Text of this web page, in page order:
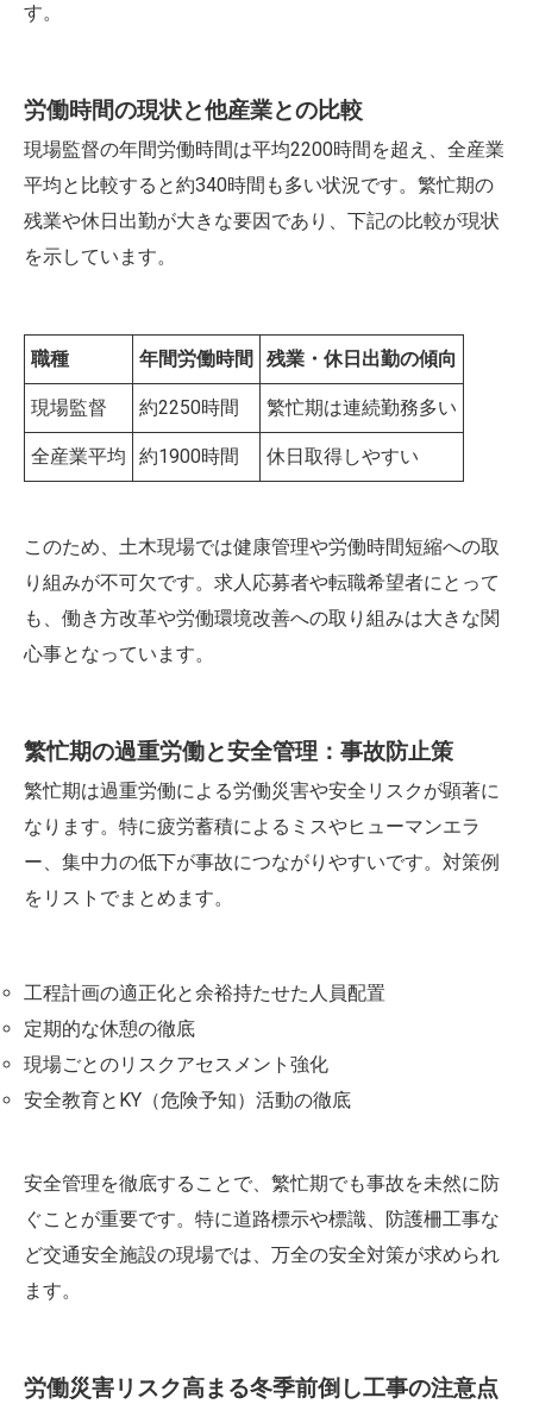
す。
労働時間の現状と他産業との比較
現場監督の年間労働時間は平均2200時間を超え、全産業
平均と比較すると約340時間も多い状況です。繁忙期の
残業や休日出勤が大きな要因であり、下記の比較が現状
を示しています。
職種 年間労働時間 残業・休日出勤の傾向
現場監督 約2250時間 繁忙期は連続勤務多い
全産業平均 約1900時間 休日取得しやすい
このため、土木現場では健康管理や労働時間短縮への取
り組みが不可欠です。求人応募者や転職希望者にとって
も、働き方改革や労働環境改善への取り組みは大きな関
心事となっています。
繁忙期の過重労働と安全管理：事故防止策
繁忙期は過重労働による労働災害や安全リスクが顕著に
なります。特に疲労蓄積によるミスやヒューマンエラ
ー、集中力の低下が事故につながりやすいです。対策例
をリストでまとめます。
工程計画の適正化と余裕持たせた人員配置
定期的な休憩の徹底
現場ごとのリスクアセスメント強化
安全教育とKY（危険予知）活動の徹底
安全管理を徹底することで、繁忙期でも事故を未然に防
ぐことが重要です。特に道路標示や標識、防護柵工事な
ど交通安全施設の現場では、万全の安全対策が求められ
ます。
労働災害リスク高まる冬季前倒し工事の注意点